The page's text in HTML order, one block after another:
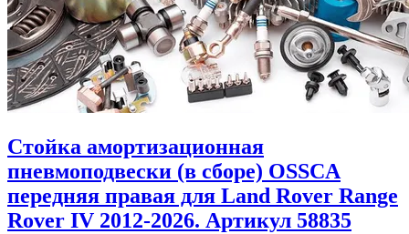
Стойка амортизационная
пневмоподвески (в сборе) OSSCA
передняя правая для Land Rover Range
Rover IV 2012-2026. Артикул 58835